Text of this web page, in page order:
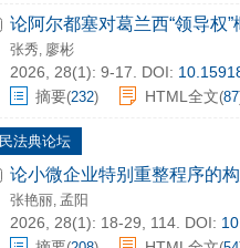
论阿尔都塞对葛兰西“领导权”
张秀, 廖彬
2026, 28(1): 9-17. DOI:
摘要(232) HTML全文(87
民法典论坛
论小微企业特别重整程序的
张艳丽, 孟阳
2026, 28(1): 18-29, 114. DOI: